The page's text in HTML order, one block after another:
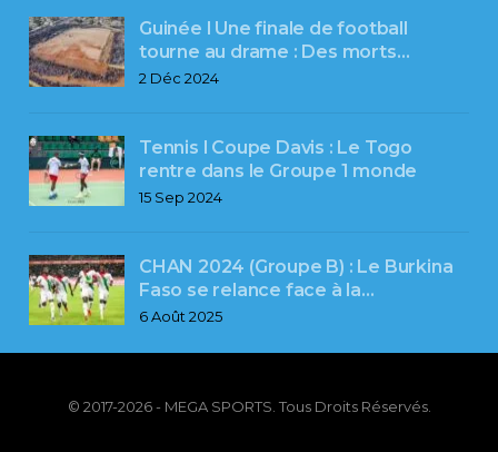
Guinée l Une finale de football
tourne au drame : Des morts…
2 Déc 2024
Tennis l Coupe Davis : Le Togo
rentre dans le Groupe 1 monde
15 Sep 2024
CHAN 2024 (Groupe B) : Le Burkina
Faso se relance face à la…
6 Août 2025
© 2017-2026 - MEGA SPORTS. Tous Droits Réservés.